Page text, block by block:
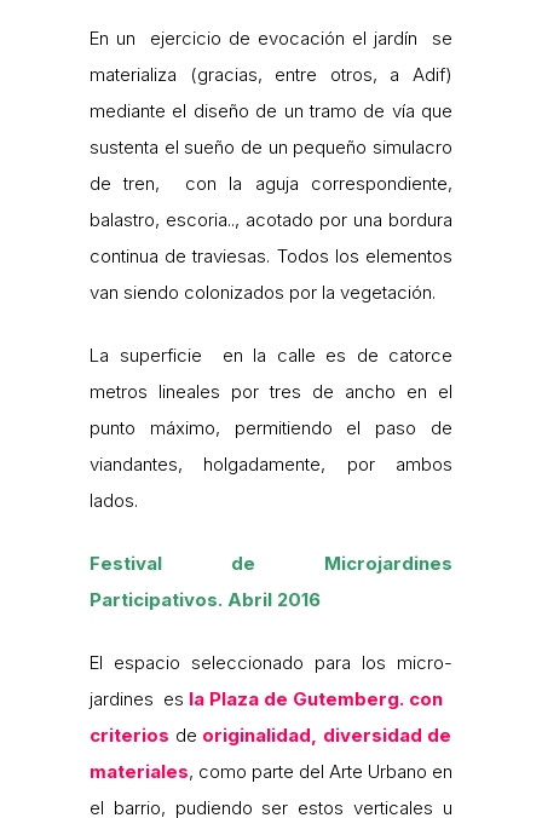
En un ejercicio de evocación el jardín se
materializa (gracias, entre otros, a Adif)
mediante el diseño de un tramo de vía que
sustenta el sueño de un pequeño simulacro
de tren, con la aguja correspondiente,
balastro, escoria.., acotado por una bordura
continua de traviesas. Todos los elementos
van siendo colonizados por la vegetación.
La superficie en la calle es de catorce
metros lineales por tres de ancho en el
punto máximo, permitiendo el paso de
viandantes, holgadamente, por ambos
lados.
Festival de Microjardines
Participativos. Abril 2016
El espacio seleccionado para los micro-
jardines es la Plaza de Gutemberg. con
criterios de originalidad, diversidad de
materiales, como parte del Arte Urbano en
el barrio, pudiendo ser estos verticales u